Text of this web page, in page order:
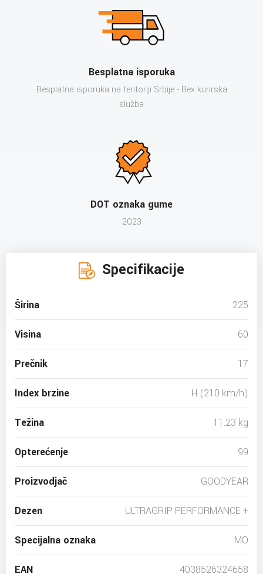
Besplatna isporuka
Besplatna isporuka na teritoriji Srbije - Bex kurirska
služba
DOT oznaka gume
2023
Specifikacije
Širina 225
Visina 60
Prečnik 17
Index brzine H (210 km/h)
Težina 11.23 kg
Opterećenje 99
Proizvodjač GOODYEAR
Dezen ULTRAGRIP PERFORMANCE +
Specijalna oznaka MO
EAN 4038526324658